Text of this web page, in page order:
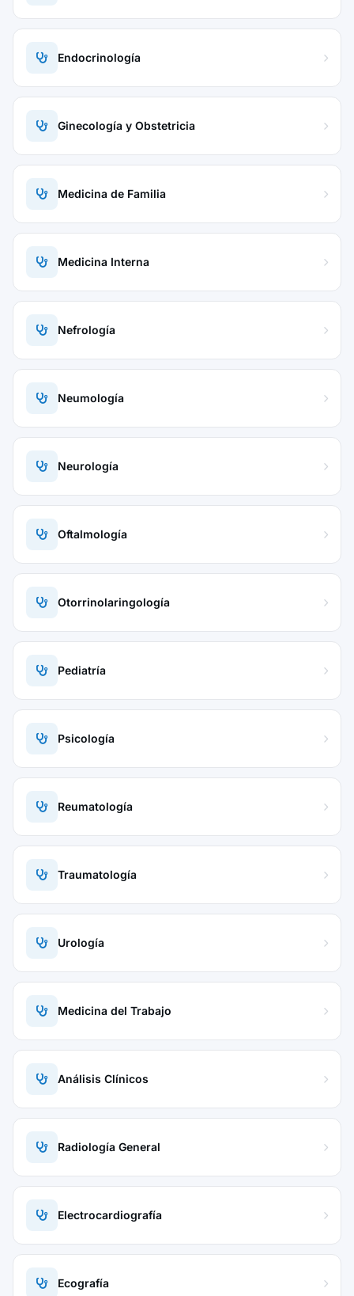
Endocrinología
Ginecología y Obstetricia
Medicina de Familia
Medicina Interna
Nefrología
Neumología
Neurología
Oftalmología
Otorrinolaringología
Pediatría
Psicología
Reumatología
Traumatología
Urología
Medicina del Trabajo
Análisis Clínicos
Radiología General
Electrocardiografía
Ecografía